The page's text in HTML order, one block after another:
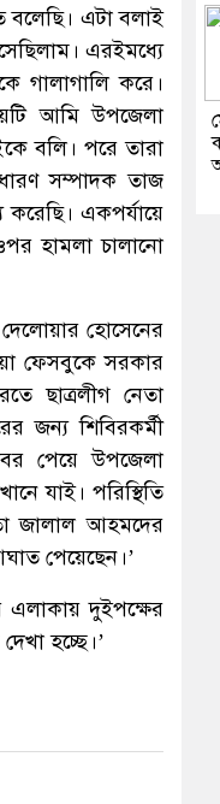
বলেছি। এটা বলাই
এরইমধ্যে
গালাগালি করে।
আমি উপজেলা
বলি। পরে তারা
সম্পাদক তাজ
একপর্যায়ে
হামলা চালানো
হোসেনের
ফেসবুকে সরকার
ছাত্রলীগ নেতা
জন্য শিবিরকর্মী
পেয়ে উপজেলা
যাই। পরিস্থিতি
জালাল আহমদের
পেয়েছেন।’
এলাকায় দুইপক্ষের
হচ্ছে।’